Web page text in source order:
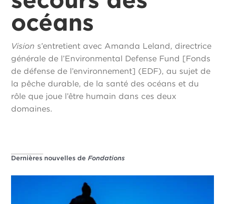
océans
Vision s’entretient avec Amanda Leland, directrice
générale de l’Environmental Defense Fund [Fonds
de défense de l’environnement] (EDF), au sujet de
la pêche durable, de la santé des océans et du
rôle que joue l’être humain dans ces deux
domaines.
Dernières nouvelles deFondations